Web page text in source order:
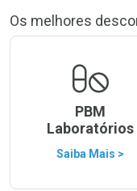
Os melhores
PBM
Laboratórios
Saiba Mais >